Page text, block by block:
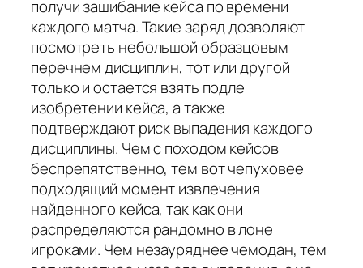
получи зашибание кейса по времени
каждого матча. Такие заряд дозволяют
посмотреть небольшой образцовым
перечнем дисциплин, тот или другой
только и остается взять подле
изобретении кейса, а также
подтверждают риск выпадения каждого
дисциплины. Чем с походом кейсов
беспрепятственно, тем вот чепуховее
подходящий момент извлечения
найденного кейса, так как они
распределяются рандомно в лоне
игроками. Чем незауряднее чемодан, тем